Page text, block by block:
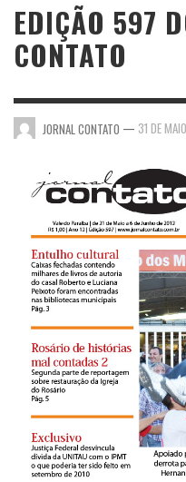
EDIÇÃO 597
CONTATO
JORNAL CONTATO — 31 DE